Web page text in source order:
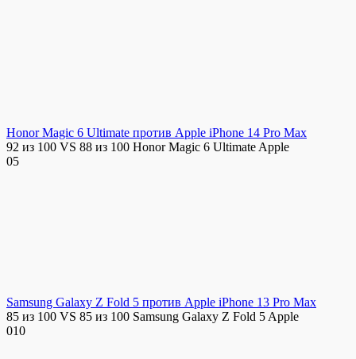
Honor Magic 6 Ultimate против Apple iPhone 14 Pro Max
92 из 100 VS 88 из 100 Honor Magic 6 Ultimate Apple
05
Samsung Galaxy Z Fold 5 против Apple iPhone 13 Pro Max
85 из 100 VS 85 из 100 Samsung Galaxy Z Fold 5 Apple
010